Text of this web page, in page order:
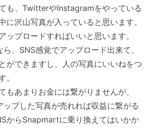
も、TwitterやInstagramをやっている
に沢山写真が入っていると思います。
ップロードすればいいと思います。
、SNS感覚でアップロード出来て、
ができますし、人の写真にいいねをつ
。
もあまりお金には繋がりませんが、
プした写真が売れれば収益に繋がる
からSnapmartに乗り換えてはいかか